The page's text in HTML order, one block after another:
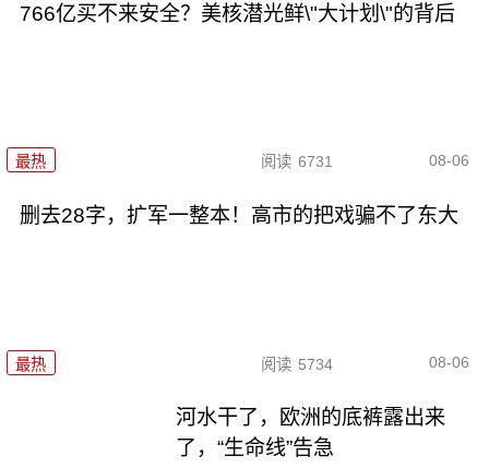
766亿买不来安全？美核潜光鲜\"大计划\"的背后
最热 阅读 6731 08-06
删去28字，扩军一整本！高市的把戏骗不了东大
最热 阅读 5734 08-06
河水干了，欧洲的底裤露出来
了，“生命线”告急